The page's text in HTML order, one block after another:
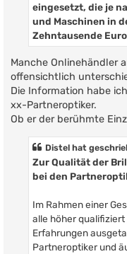
eingesetzt, die je
und Maschinen in
Zehntausende
Manche Onlinehändler
offensichtlich
Die Information habe
xx-Partneroptiker.
Ob er der berühmte
Distel hat
Zur Qualität der
bei den
Im Rahmen einer
alle höher
Erfahrungen
Partneroptiker und